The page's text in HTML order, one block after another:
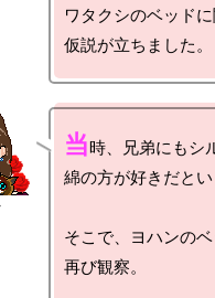
ワタクシのベッド
当時、兄弟にもシ
綿の方が好きだと
そこで、ヨハンの
再び観察。